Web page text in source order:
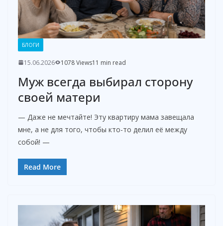
БЛОГИ
15.06.2026 1078 Views11 min read
Муж всегда выбирал сторону
своей матери
— Даже не мечтайте! Эту квартиру мама завещала
мне, а не для того, чтобы кто-то делил её между
собой! —
Read More